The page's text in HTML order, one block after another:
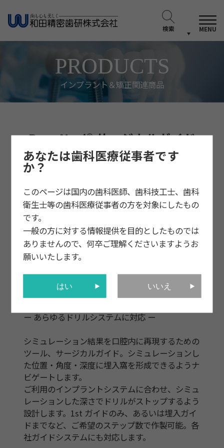
検索 MENU
あなたは歯科医療従事者です
か？
このページは国内の歯科医師、歯科技工士、歯科
衛生士等の歯科医療従事者の方を対象にしたもの
です。
一般の方に対する情報提供を目的としたものでは
ありませんので、何卒ご理解くださいますようお
願いいたします。
はい いいえ
PRODUCTS
インプラント＆矯正関連商品
BoneNavi® サージカルガイド
ー あらゆるドリルシステムに対応 ー
シミュレーション結果を口腔内に再現するための
ツール、サージカルガイド。シミュレーションし
た位置・角度・深度に埋入窩を形成できるようナ
ビゲートします。
ご利用のインプラントシステムに合わせ、シミュ
レーションした深さでドリルがストップするよう
設計します。1st ガイドのみ、あるいは埋入ガイ
ドまでなど、ご希望のステップ数で作製可能。各
社ガイドシステムにも対応します。